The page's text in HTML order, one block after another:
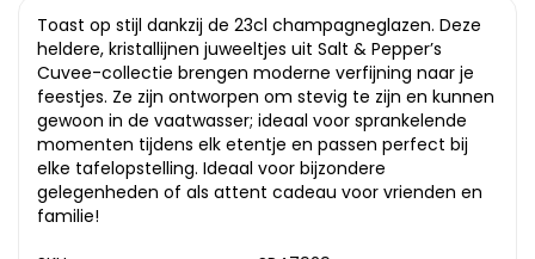
Toast op stijl dankzij de 23cl champagneglazen. Deze
heldere, kristallijnen juweeltjes uit Salt & Pepper’s
Cuvee-collectie brengen moderne verfijning naar je
feestjes. Ze zijn ontworpen om stevig te zijn en kunnen
gewoon in de vaatwasser; ideaal voor sprankelende
momenten tijdens elk etentje en passen perfect bij
elke tafelopstelling. Ideaal voor bijzondere
gelegenheden of als attent cadeau voor vrienden en
familie!